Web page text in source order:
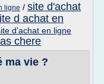
ligne / site d'achat
d achat en
d'achat en ligne
chere
ma vie ?